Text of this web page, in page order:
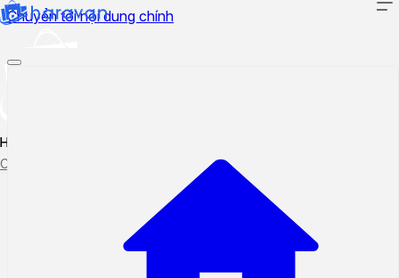
Chuyển tới nội dung chính
Hướng dẫn sử dụng
Cập nhật tính năng mới
Theo dõi ticket